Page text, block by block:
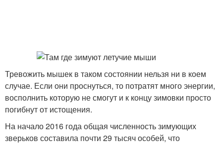
Тревожить мышек в таком состоянии нельзя ни в коем
случае. Если они проснуться, то потратят много энергии,
восполнить которую не смогут и к концу зимовки просто
погибнут от истощения.
На начало 2016 года общая численность зимующих
зверьков составила почти 29 тысяч особей, что